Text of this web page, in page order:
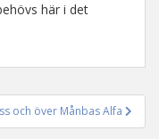
här i det
och över Månbas Alfa